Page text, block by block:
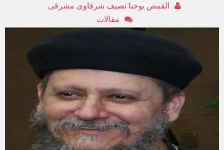
القمص يوحنا نصيف شرقاوى مشرقى
مقالات